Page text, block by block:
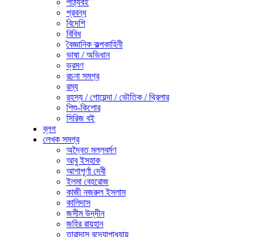
প্রবন্ধ
বিদেশি
বিবিধ
বৈজ্ঞানিক কল্পকাহিনী
ভাষা / অভিধান
ভ্রমণ
রচনা সমগ্র
রম্য
রহস্য / গোয়েন্দা / ভৌতিক / থ্রিলার
শিশু-কিশোর
সিরিজ বই
ব্লগ
লেখক সমগ্র
অদ্বৈত মল্লবর্মণ
আবু ইসহাক
আশাপূর্ণা দেবী
ইলমা বেহরোজ
কাজী নজরুল ইসলাম
কালিদাস
জসীম উদ্‌দীন
জহির রায়হান
তারাদাস বন্দ্যোপাধ্যায়